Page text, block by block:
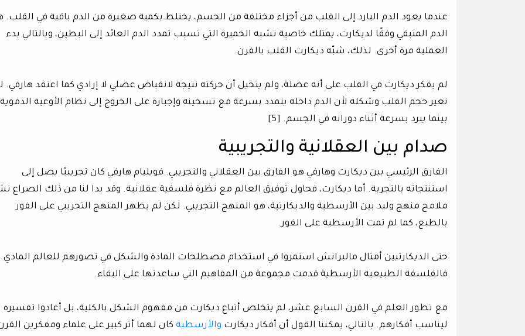
عندما يعود الدم البارد إلى القلب من أجزاء مختلفة من الجسم، يختلط بكمية صغيرة من الدم باقية في القلب.
الدم المتبقي وفقًا لديكارت، يمتلك خاصية تشبه الخميرة التي تسبب تمدد الدم العائد إلى البطين، وبالتالي بدء
العملية مرة أخرى. لذلك، شبّه ديكارت القلب بالفرن.
لم يفكر ديكارت في القلب على أنه عضلة، ولم يتخيل أن حركته نتيجة لانقباض عضلي لا إرادي كما اعتقد هارفي.
تغير حجم القلب وشكله لأن الدم داخله يتمدد بسرعة مع تسخينه وإجباره على الخروج إلى نظام الأوعية الدموية
بينما يبرد بسرعة أثناء دورانه في الجسم. [5]
صدام بين العقلانية والتجريبية
الفارق الرئيسي بين ديكارت وهارفي هو الفارق بين العقلاني والتجريبي. فويليام هارفي كان تجريبيًا يصل إلى
استنتجاته بالتجربة. أما ديكارت، فحاول توفيق العالم مع نظرة فلسفية عقلانية. وقد بدا لنا من ذلك الصراع
ملامح منهج وليد بين الأرسطية والديكارتية، هو المنهج التجريبي. لكن لم يظهر المنهج التجريبي على الفور
بالطبع، كما لم تمت الأرسطية على الفور.
حتى الديكارتيين أمثال مالبرانش استمروا في استخدام مصطلحات المادة والشكل في تصورهم للعالم المادي.
فالفلسفة الطبيعية الأرسطية قدمت مجموعة من المفاهيم التي ساعدتها على البقاء.
مع تطور العلم في القرن السابع عشر، لم يتخلص أتباع ديكارت من مفهوم الشكل بالكلية، بل أعادوا تفسيره
ليناسب أفكارهم. بالتالي، يمكننا القول أن أفكار ديكارت والأرسطية كان لهما أثر كبير على علماء ومفكرين